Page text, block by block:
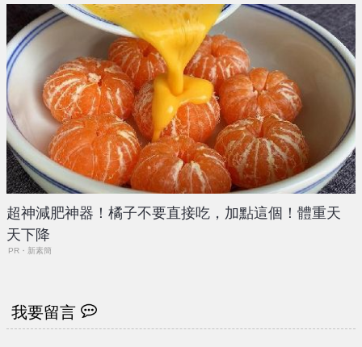
超神減肥神器！橘子不要直接吃，加點這個！體重天
天下降
PR・新素簡
我要留言